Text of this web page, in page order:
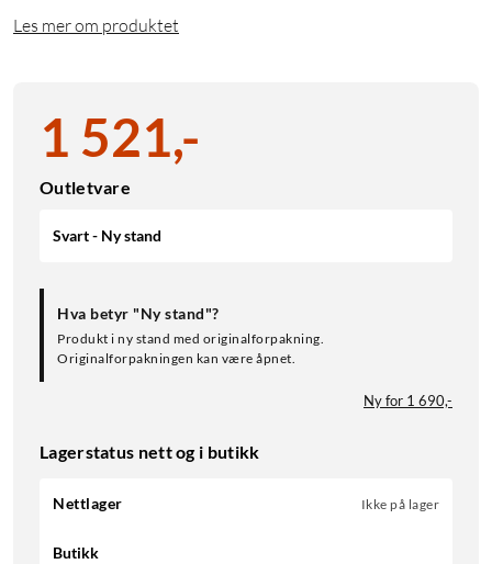
Les mer om produktet
1 521,-
Outletvare
Svart - Ny stand
Hva betyr "Ny stand"?
Produkt i ny stand med originalforpakning.
Originalforpakningen kan være åpnet.
Ny for 1 690,-
Lagerstatus nett og i butikk
Nettlager Ikke på lager
Butikk